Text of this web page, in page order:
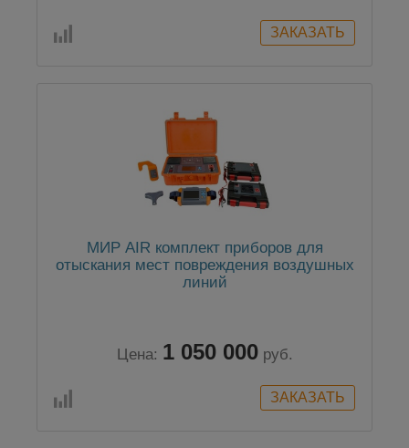
МИР AIR комплект приборов для
отыскания мест повреждения воздушных
линий
Цена: 1 050 000 руб.